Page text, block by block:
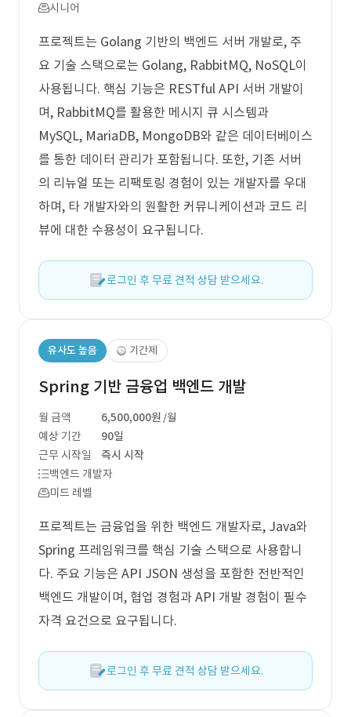
시니어
프로젝트는 Golang 기반의 백엔드 서버 개발로, 주
요 기술 스택으로는 Golang, RabbitMQ, NoSQL이
사용됩니다. 핵심 기능은 RESTful API 서버 개발이
며, RabbitMQ를 활용한 메시지 큐 시스템과
MySQL, MariaDB, MongoDB와 같은 데이터베이스
를 통한 데이터 관리가 포함됩니다. 또한, 기존 서버
의 리뉴얼 또는 리팩토링 경험이 있는 개발자를 우대
하며, 타 개발자와의 원활한 커뮤니케이션과 코드 리
뷰에 대한 수용성이 요구됩니다.
로그인 후 무료 견적 상담 받으세요.
유사도 높음 기간제
Spring 기반 금융업 백엔드 개발
월 금액 6,500,000원 /월
예상 기간
90일
근무 시작일
즉시 시작
백엔드 개발자
미드 레벨
프로젝트는 금융업을 위한 백엔드 개발자로, Java와
Spring 프레임워크를 핵심 기술 스택으로 사용합니
다. 주요 기능은 API JSON 생성을 포함한 전반적인
백엔드 개발이며, 협업 경험과 API 개발 경험이 필수
자격 요건으로 요구됩니다.
로그인 후 무료 견적 상담 받으세요.